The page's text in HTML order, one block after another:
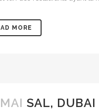
MORE
SAL, DUBAI